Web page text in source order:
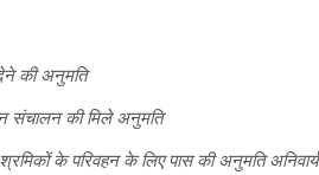
की अनुमति
संचालन की मिले अनुमति
के परिवहन के लिए पास की अनुमति